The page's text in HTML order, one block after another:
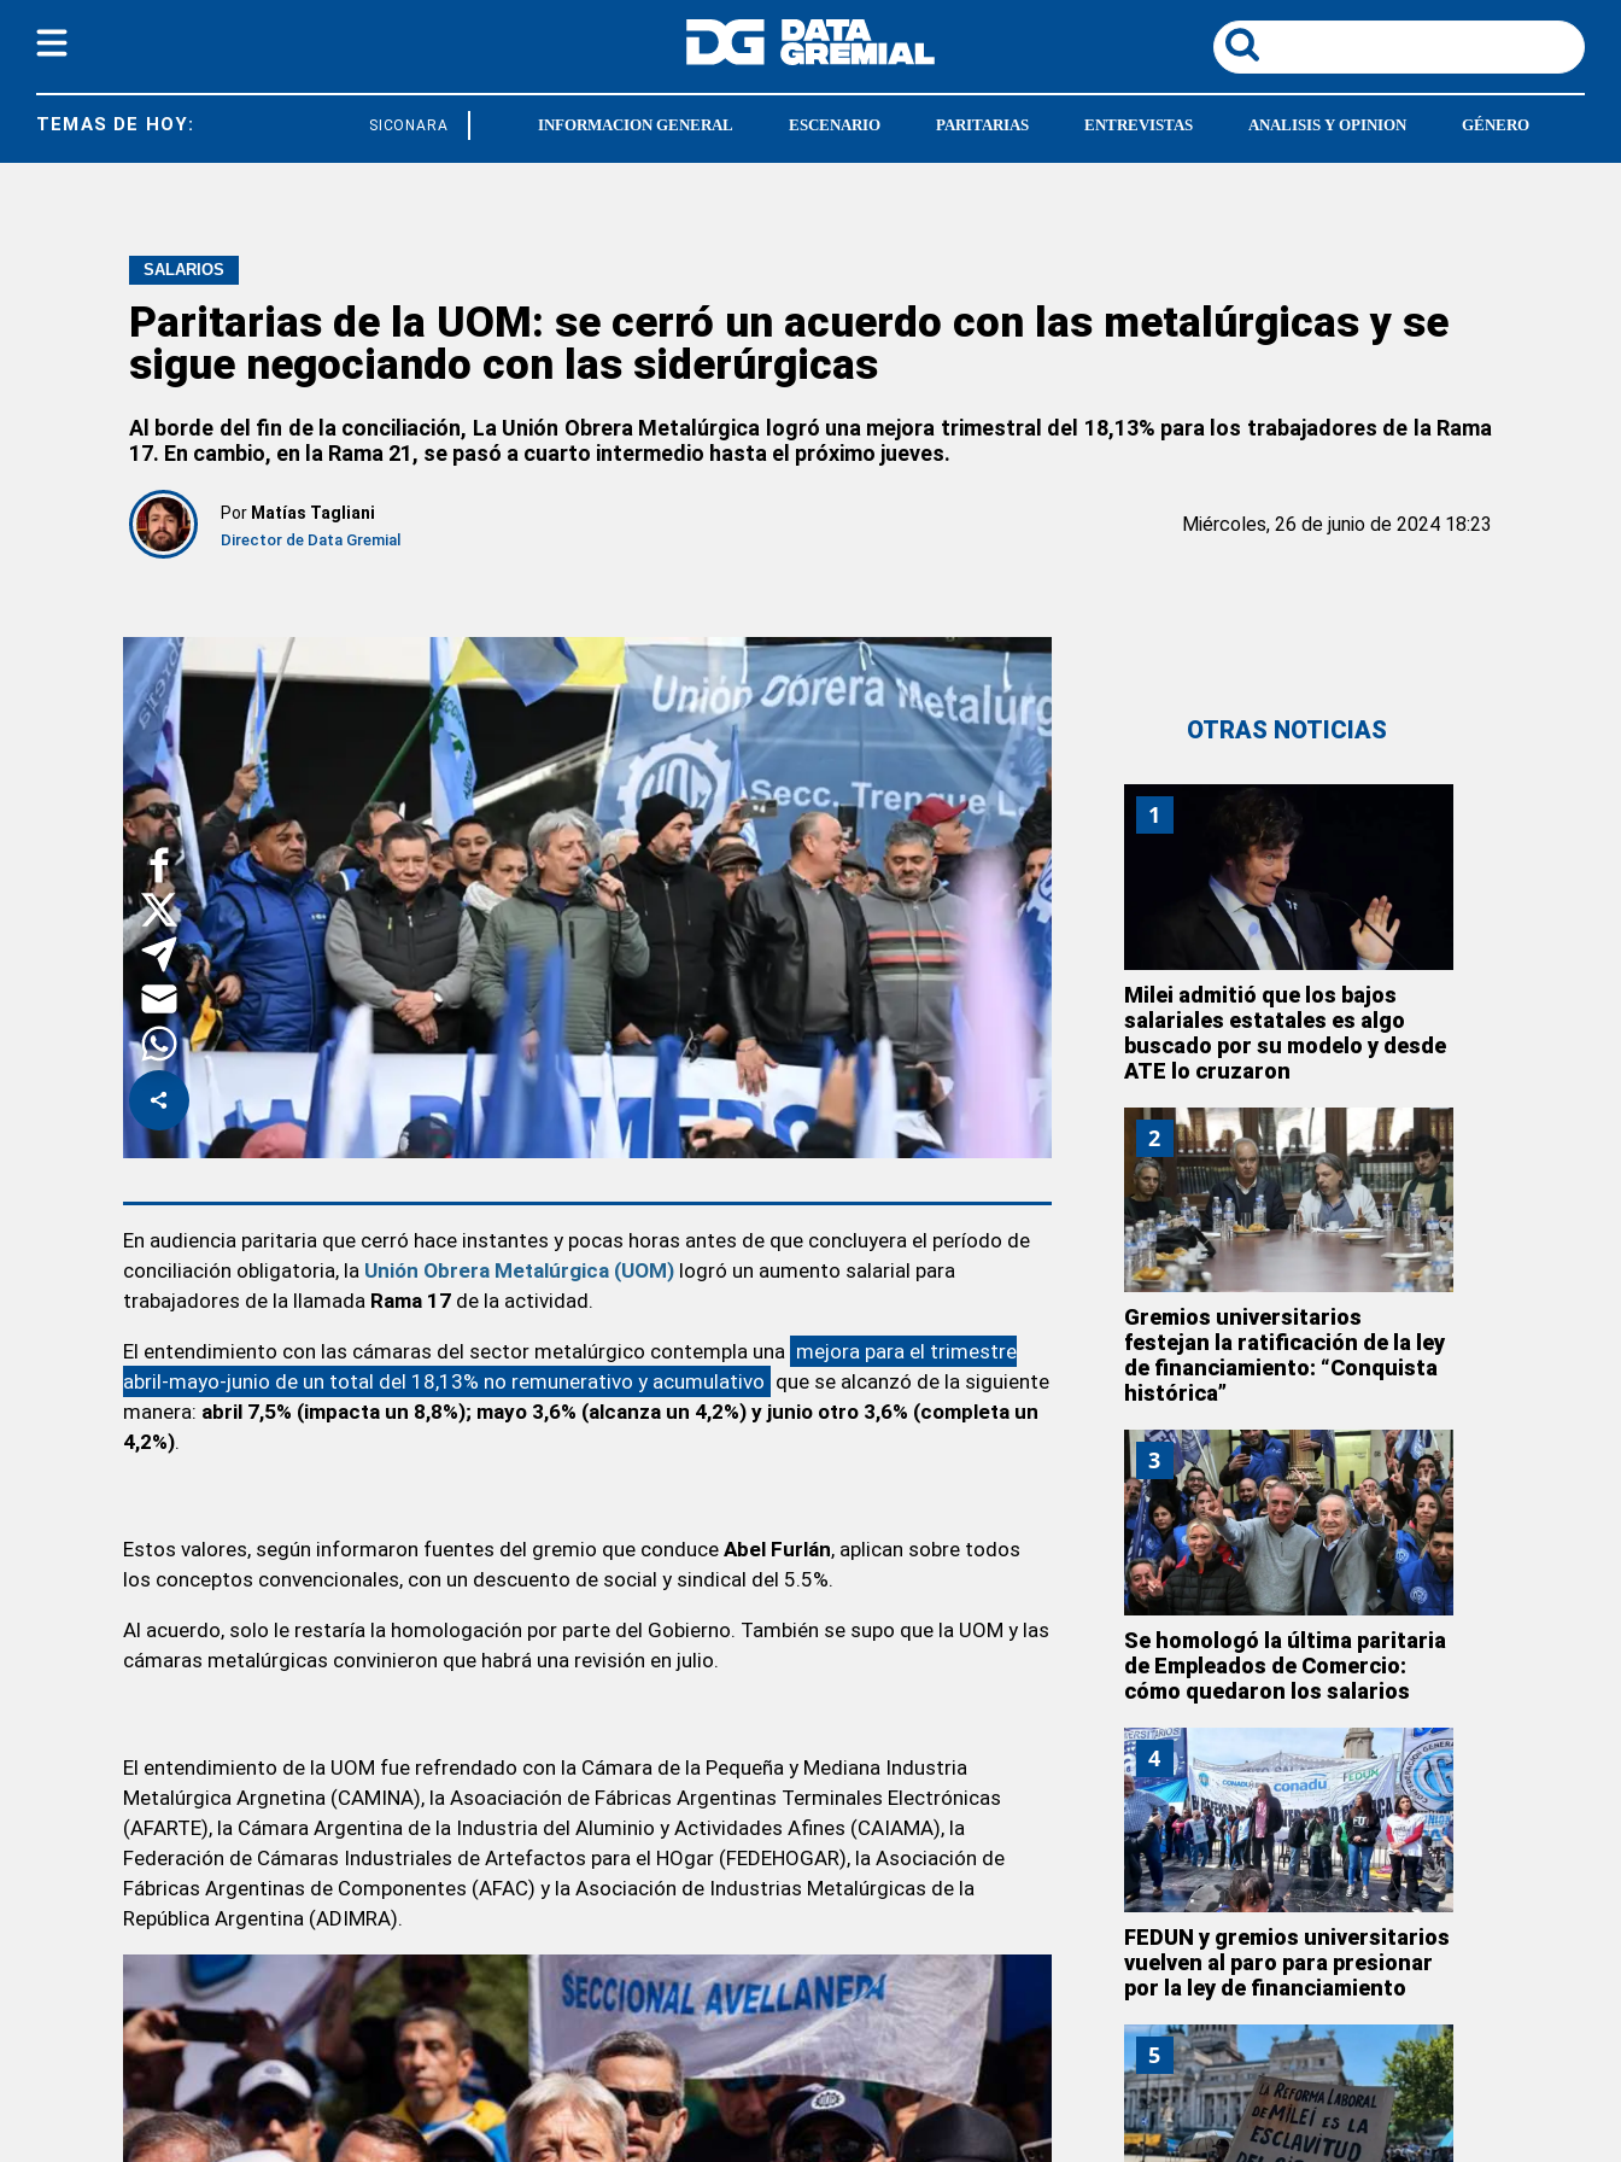
TEMAS DE HOY: SICONARA INFORMACION GENERAL ESCENARIO PARITARIAS ENTREVISTAS ANALISIS Y OPINION GÉNERO
SALARIOS
Paritarias de la UOM: se cerró un acuerdo con las metalúrgicas y se
sigue negociando con las siderúrgicas
Al borde del fin de la conciliación, La Unión Obrera Metalúrgica logró una mejora trimestral del 18,13% para los trabajadores de la Rama
17. En cambio, en la Rama 21, se pasó a cuarto intermedio hasta el próximo jueves.
Por Matías Tagliani
Director de Data Gremial
Miércoles, 26 de junio de 2024 18:23
En audiencia paritaria que cerró hace instantes y pocas horas antes de que concluyera el período de
conciliación obligatoria, la Unión Obrera Metalúrgica (UOM) logró un aumento salarial para
trabajadores de la llamada Rama 17 de la actividad.
El entendimiento con las cámaras del sector metalúrgico contempla una mejora para el trimestre
abril-mayo-junio de un total del 18,13% no remunerativo y acumulativo que se alcanzó de la siguiente
manera: abril 7,5% (impacta un 8,8%); mayo 3,6% (alcanza un 4,2%) y junio otro 3,6% (completa un
4,2%).
Estos valores, según informaron fuentes del gremio que conduce Abel Furlán, aplican sobre todos
los conceptos convencionales, con un descuento de social y sindical del 5.5%.
Al acuerdo, solo le restaría la homologación por parte del Gobierno. También se supo que la UOM y las
cámaras metalúrgicas convinieron que habrá una revisión en julio.
El entendimiento de la UOM fue refrendado con la Cámara de la Pequeña y Mediana Industria
Metalúrgica Argnetina (CAMINA), la Asoaciación de Fábricas Argentinas Terminales Electrónicas
(AFARTE), la Cámara Argentina de la Industria del Aluminio y Actividades Afines (CAIAMA), la
Federación de Cámaras Industriales de Artefactos para el HOgar (FEDEHOGAR), la Asociación de
Fábricas Argentinas de Componentes (AFAC) y la Asociación de Industrias Metalúrgicas de la
República Argentina (ADIMRA).
OTRAS NOTICIAS
1
Milei admitió que los bajos
salariales estatales es algo
buscado por su modelo y desde
ATE lo cruzaron
2
Gremios universitarios
festejan la ratificación de la ley
de financiamiento: “Conquista
histórica”
3
Se homologó la última paritaria
de Empleados de Comercio:
cómo quedaron los salarios
4
FEDUN y gremios universitarios
vuelven al paro para presionar
por la ley de financiamiento
5